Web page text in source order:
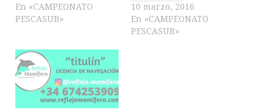
En «CAMPEONATO
PESCASUB»
10 marzo, 2016
En «CAMPEONATO
PESCASUB»